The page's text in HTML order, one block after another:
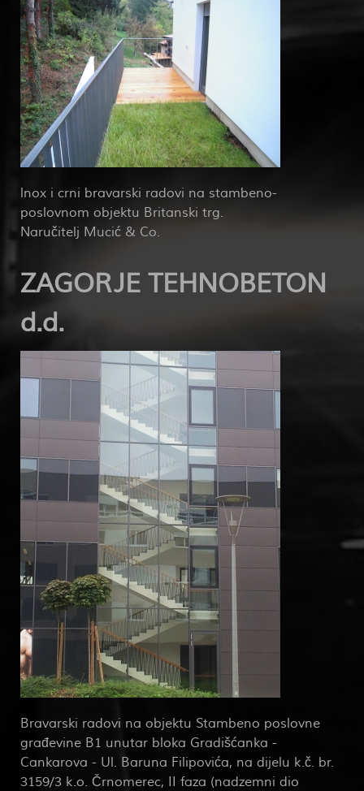
lnox i crni bravarski radovi na stambeno-
poslovnom objektu Britanski trg.
Naručitelj Mucić & Co.
ZAGORJE TEHNOBETON
d.d.
Bravarski radovi na objektu Stambeno poslovne
građevine B1 unutar bloka Gradišćanka -
Cankarova - Ul. Baruna Filipovića, na dijelu k.č. br.
3159/3 k.o. Črnomerec, II faza (nadzemni dio